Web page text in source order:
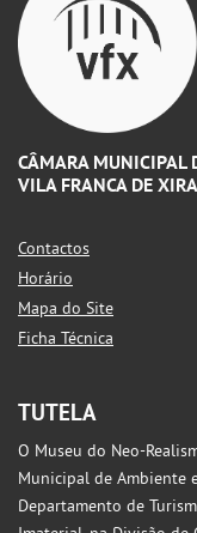
CÂMARA MUNICIPAL
VILA FRANCA DE XIRA
Contactos
Horário
Mapa do Site
Ficha Técnica
TUTELA
O Museu do Neo-
Municipal de Ambiente
Departamento de